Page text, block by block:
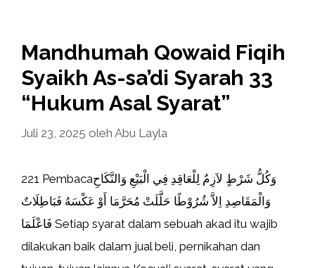
Mandhumah Qowaid Fiqih
Syaikh As-sa’di Syarah 33
“Hukum Asal Syarat”
Juli 23, 2025 oleh Abu Layla
221 Pembacaوَكُلُّ شَرْطٍ ﻻَزِمٌ لِلْعَاقِدِ فِي الْبَيْعِ وَالنَّكَاحِ
وَالْمَقَاصِدِ اِﻻَّ شُرُوْطًا حَلَّلَتْ مُحَرَّمَا أَوْ عَكْسَهُ فَبَاطِلَاتٌ
فَاعْلَمَا Setiap syarat dalam sebuah akad itu wajib
dilakukan baik dalam jual beli, pernikahan dan